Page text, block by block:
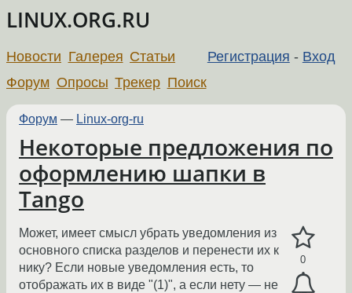
LINUX.ORG.RU
Регистрация - Вход
Новости Галерея Статьи
Форум Опросы Трекер Поиск
Форум — Linux-org-ru
Некоторые предложения по
оформлению шапки в
Tango
0
Может, имеет смысл убрать уведомления из
основного списка разделов и перенести их к
нику? Если новые уведомления есть, то
отображать их в виде "(1)", а если нету — не